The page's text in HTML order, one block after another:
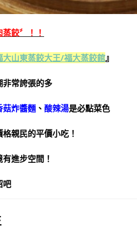
餃〞！！
大山東蒸餃大王/福大蒸餃館』
非常誇張的多
菇炸醬麵 、 酸辣湯是必點菜色
親民的平價小吃！
進步空間！
吧